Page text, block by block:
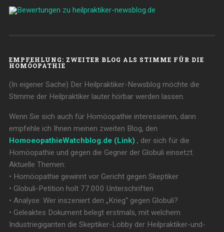
EMPFEHLUNG: ZWEITER BLOG ALS STIMME FÜR DIE
HOMÖOPATHIE
(In eigener Sache) Der Heilpraktiker-Newsblog möchte die
Stimme der Heilpraktiker lauter hörbar werden lassen.
Wenn Sie sich auch für Homöopathie interessieren, dann
empfehle ich Ihnen meinen zweiten Blog, den
HomoeopathieWatchblog.de (Link) , der sich für die
Homöopathie und gegen die Gegner der Globuli einsetzt.
Aktuelle Themen:
• Homöopathie gewinnt vor Gericht gegen Skeptiker
• Globuli-Petition holt 77.000 Unterschriften
• Analyse: Wer inszeniert den „Krieg“ gegen Globuli?
• Geleaktes Dokument belegt erstmals, mit welchem
Industriegiganten die Skeptiker-Lobby der Heilpraktiker-und-